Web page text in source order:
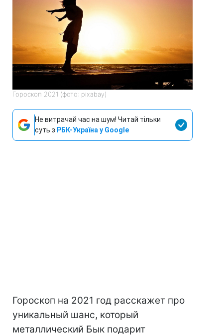
Гороскоп 2021 (фото: pixabay)
Не витрачай час на шум! Читай тільки
суть з РБК-Україна у Google
Гороскоп на 2021 год расскажет про
уникальный шанс, который
металлический Бык подарит